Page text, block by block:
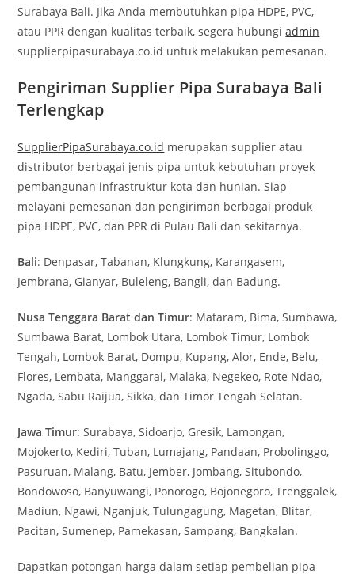
Surabaya Bali. Jika Anda membutuhkan pipa HDPE, PVC,
atau PPR dengan kualitas terbaik, segera hubungiadmin
supplierpipasurabaya.co.id untuk melakukan pemesanan.
Pengiriman Supplier Pipa Surabaya Bali
Terlengkap
SupplierPipaSurabaya.co.id merupakan supplier atau
distributor berbagai jenis pipa untuk kebutuhan proyek
pembangunan infrastruktur kota dan hunian. Siap
melayani pemesanan dan pengiriman berbagai produk
pipa HDPE, PVC, dan PPR di Pulau Bali dan sekitarnya.
Bali: Denpasar, Tabanan, Klungkung, Karangasem,
Jembrana, Gianyar, Buleleng, Bangli, dan Badung.
Nusa Tenggara Barat dan Timur: Mataram, Bima, Sumbawa,
Sumbawa Barat, Lombok Utara, Lombok Timur, Lombok
Tengah, Lombok Barat, Dompu, Kupang, Alor, Ende, Belu,
Flores, Lembata, Manggarai, Malaka, Negekeo, Rote Ndao,
Ngada, Sabu Raijua, Sikka, dan Timor Tengah Selatan.
Jawa Timur: Surabaya, Sidoarjo, Gresik, Lamongan,
Mojokerto, Kediri, Tuban, Lumajang, Pandaan, Probolinggo,
Pasuruan, Malang, Batu, Jember, Jombang, Situbondo,
Bondowoso, Banyuwangi, Ponorogo, Bojonegoro, Trenggalek,
Madiun, Ngawi, Nganjuk, Tulungagung, Magetan, Blitar,
Pacitan, Sumenep, Pamekasan, Sampang, Bangkalan.
Dapatkan potongan harga dalam setiap pembelian pipa